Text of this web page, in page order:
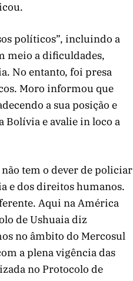
políticos”, incluindo a
meio a dificuldades,
No entanto, foi presa
Moro informou que
a sua posição e
Bolívia e avalie in loco a
tem o dever de policiar
e dos direitos humanos.
Aqui na América
de Ushuaia diz
no âmbito do Mercosul
a plena vigência das
no Protocolo de